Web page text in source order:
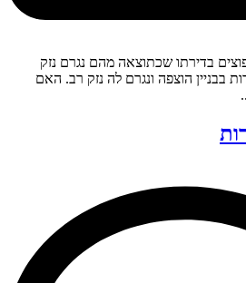
בדירתו שכתוצאה מהם נגרם נזק
בבניין הוצפה ונגרם לה נזק רב. האם